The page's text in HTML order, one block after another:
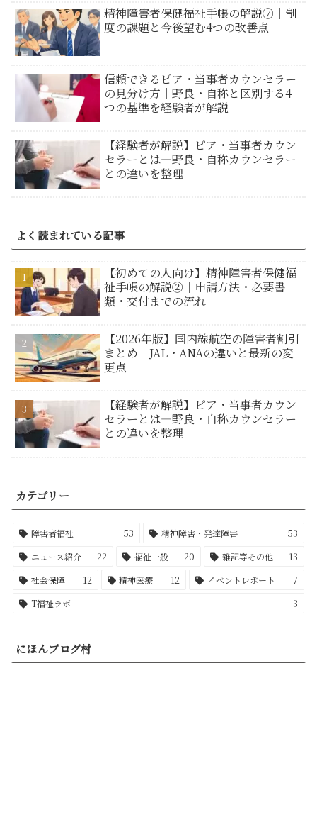
精神障害者保健福祉手帳の解説⑦｜制
度の課題と今後望む4つの改善点
信頼できるピア・当事者カウンセラー
の見分け方｜野良・自称と区別する4
つの基準を経験者が解説
【経験者が解説】ピア・当事者カウン
セラーとは―野良・自称カウンセラー
との違いを整理
よく読まれている記事
【初めての人向け】精神障害者保健福
祉手帳の解説②｜申請方法・必要書
類・交付までの流れ
【2026年版】国内線航空の障害者割引
まとめ｜JAL・ANAの違いと最新の変
更点
【経験者が解説】ピア・当事者カウン
セラーとは―野良・自称カウンセラー
との違いを整理
カテゴリー
障害者福祉 53 精神障害・発達障害
53
ニュース紹介
22 福祉一般 20 雑記等その他
13
社会保障
12 精神医療 12 イベントレポート
7
T福祉ラボ
3
にほんブログ村